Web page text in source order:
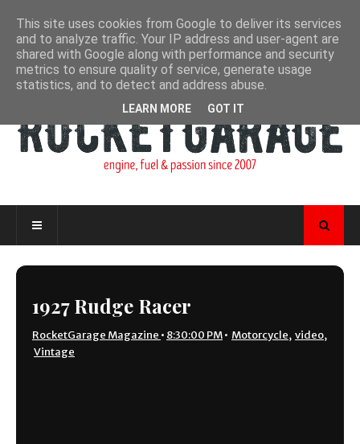
1927 Rudge Racer
RocketGarage Magazine • 8:30:00 PM• Motorcycle, video,
Vintage
This site uses cookies from Google to deliver its services
and to analyze traffic. Your IP address and user-agent are
shared with Google along with performance and security
metrics to ensure quality of service, generate usage
statistics, and to detect and address abuse.
LEARN MORE GOT IT